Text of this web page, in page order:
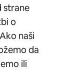
strane
o
naši
da
ili